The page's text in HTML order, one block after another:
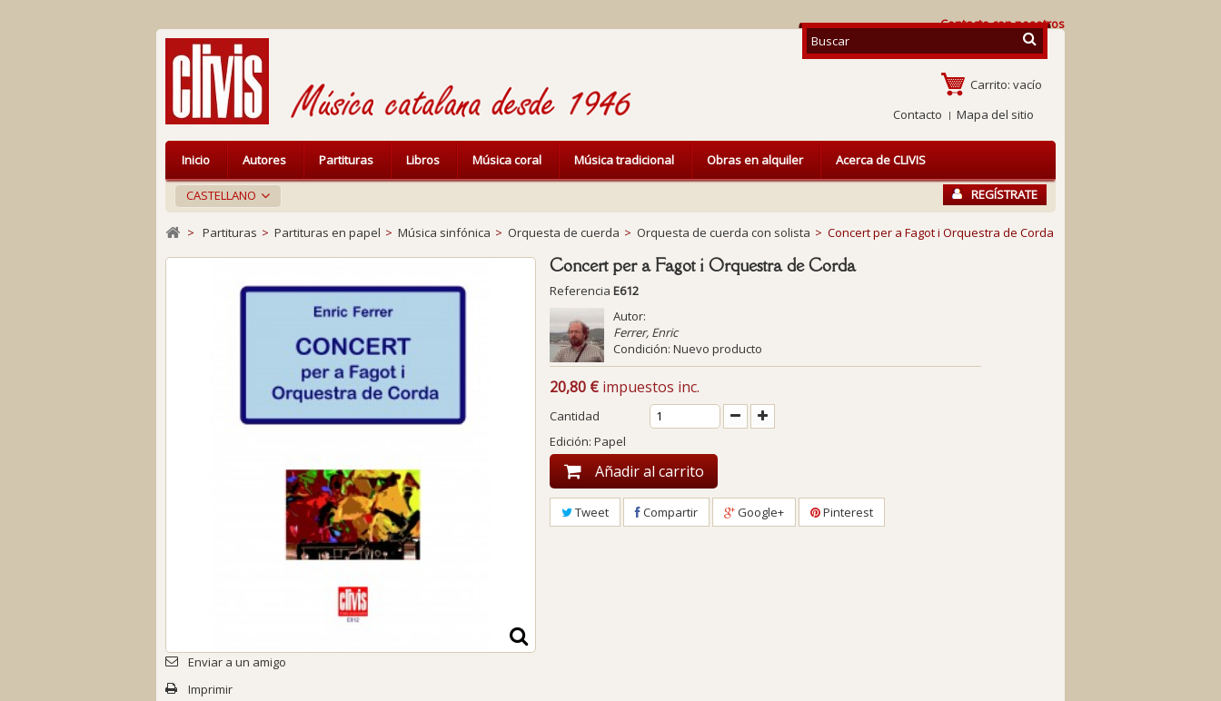
Contacte con nosotros
Carrito: vacío
Contacto
Mapa del sitio
CASTELLANO REGÍSTRATE
Inicio Autores Partituras Libros Música coral Música tradicional Obras en alquiler Acerca de CLIVIS
> Partituras > Partituras en papel > Música sinfónica > Orquesta de cuerda > Orquesta de cuerda con solista > Concert per a Fagot i Orquestra de Corda
Enviar a un amigo
Imprimir
Concert per a Fagot i Orquestra de Corda
Referencia E612
Autor:
Ferrer, Enric
Condición: Nuevo producto
20,80 € impuestos inc.
Cantidad
Edición: Papel
Añadir al carrito
Tweet Compartir Google+ Pinterest